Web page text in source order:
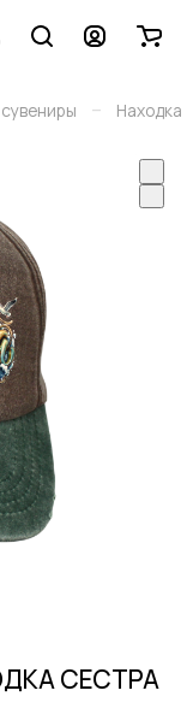
– Находка
СЕСТРА